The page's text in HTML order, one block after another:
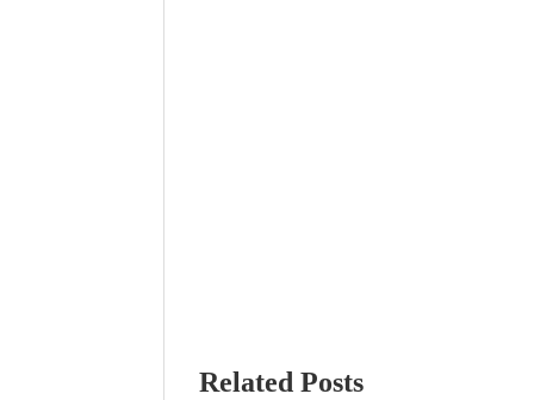
Related Posts